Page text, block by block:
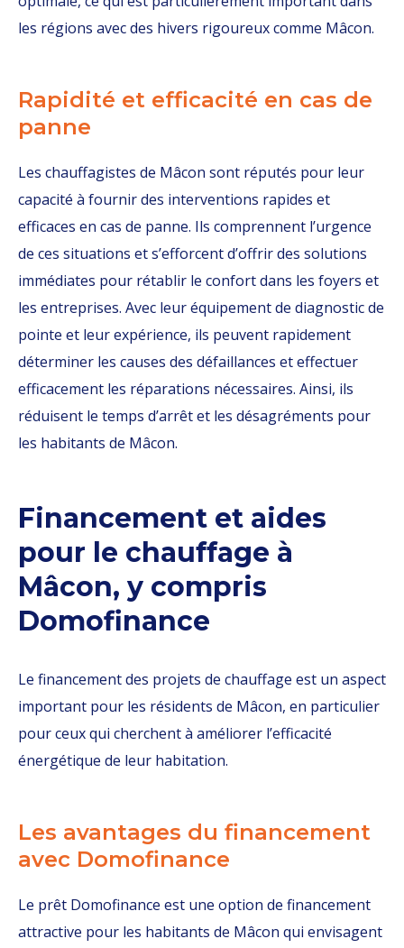
les régions avec des hivers rigoureux comme Mâcon.
Rapidité et efficacité en cas de
panne
Les chauffagistes de Mâcon sont réputés pour leur
capacité à fournir des interventions rapides et
efficaces en cas de panne. Ils comprennent l’urgence
de ces situations et s’efforcent d’offrir des solutions
immédiates pour rétablir le confort dans les foyers et
les entreprises. Avec leur équipement de diagnostic de
pointe et leur expérience, ils peuvent rapidement
déterminer les causes des défaillances et effectuer
efficacement les réparations nécessaires. Ainsi, ils
réduisent le temps d’arrêt et les désagréments pour
les habitants de Mâcon.
Financement et aides
pour le chauffage à
Mâcon, y compris
Domofinance
Le financement des projets de chauffage est un aspect
important pour les résidents de Mâcon, en particulier
pour ceux qui cherchent à améliorer l’efficacité
énergétique de leur habitation.
Les avantages du financement
avec Domofinance
Le prêt Domofinance est une option de financement
attractive pour les habitants de Mâcon qui envisagent